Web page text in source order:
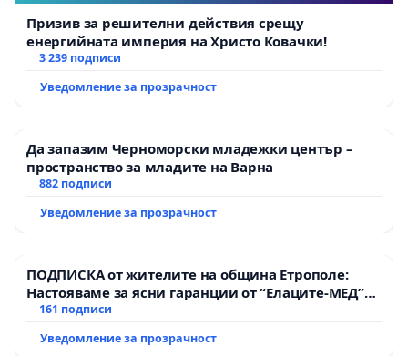
Призив за решителни действия срещу
енергийната империя на Христо Ковачки!
3 239 подписи
Уведомление за прозрачност
Да запазим Черноморски младежки център –
пространство за младите на Варна
882 подписи
Уведомление за прозрачност
ПОДПИСКА от жителите на община Етрополе:
Настояваме за ясни гаранции от “Елаците-МЕД”
АД и от държавата, че ще се изпълнят всички
161 подписи
Уведомление за прозрачност